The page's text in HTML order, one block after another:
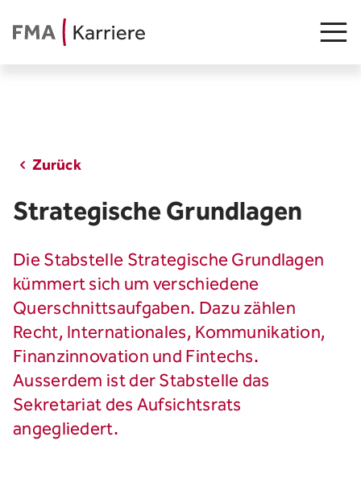
Insights
FMA als Arbeitgeberin
Teams
Arbeiten in Liechtenstein
Zurück
Strategische Grundlagen
Die Stabstelle Strategische Grundlagen
kümmert sich um verschiedene
Querschnittsaufgaben. Dazu zählen
Recht, Internationales, Kommunikation,
Finanzinnovation und Fintechs.
Ausserdem ist der Stabstelle das
Sekretariat des Aufsichtsrats
angegliedert.